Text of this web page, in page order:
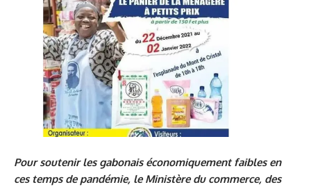
Pour soutenir les gabonais économiquement faibles en
ces temps de pandémie, le Ministère du commerce, des